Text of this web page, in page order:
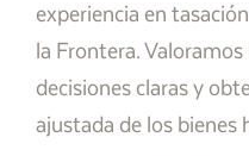
experiencia en
la Frontera.
decisiones claras y
ajustada de los bienes